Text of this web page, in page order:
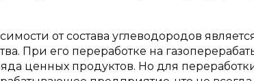
от состава углеводородов
При его переработке на
ценных продуктов. Но для